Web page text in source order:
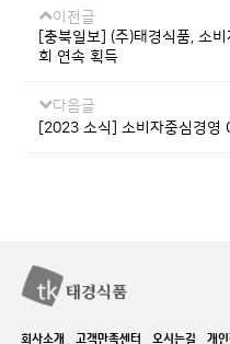
이전글
[충북일보] (주)태경식품, 소
회 연속 획득
다음글
[2023 소식] 소비자중심경영
회사소개 고객만족센터 오시는길 개